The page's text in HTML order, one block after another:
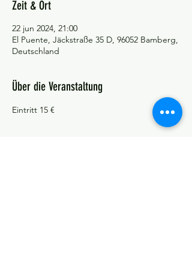
Zeit & Ort
22 jun 2024, 21:00
El Puente, Jäckstraße 35 D, 96052 Bamberg,
Deutschland
Über die Veranstaltung
Eintritt 15 €